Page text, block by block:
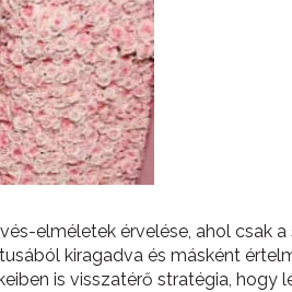
elméletek érvelése, ahol csak a
kiragadva és másként
is visszatérő stratégia, hogy